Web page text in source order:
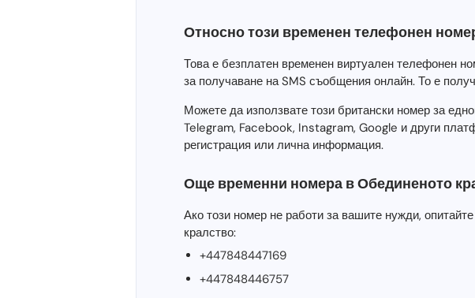
Относно този временен телефонен
Това е безплатен временен виртуален телефонен
за получаване на SMS съобщения онлайн. То е
Можете да използвате този британски номер за
Telegram, Facebook, Instagram, Google и други
регистрация или лична информация.
Още временни номера в Обединеното
Ако този номер не работи за вашите нужди,
кралство:
+447848447169
+447848446757